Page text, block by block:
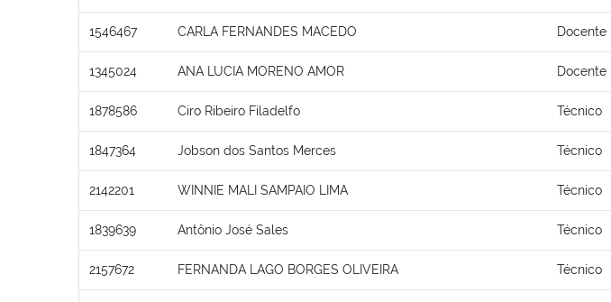
1546467 CARLA FERNANDES MACEDO Docente
1345024 ANA LUCIA MORENO AMOR Docente
1878586 Ciro Ribeiro Filadelfo Técnico
1847364 Jobson dos Santos Merces Técnico
2142201 WINNIE MALI SAMPAIO LIMA Técnico
1839639 Antônio José Sales Técnico
2157672 FERNANDA LAGO BORGES OLIVEIRA Técnico